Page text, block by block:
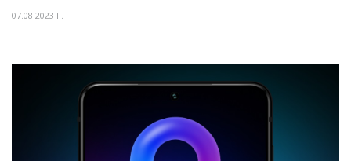
07.08.2023 Г.